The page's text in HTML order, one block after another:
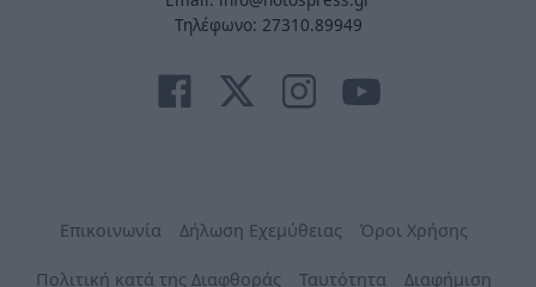
Τηλέφωνο: 27310.89949
Επικοινωνία Δήλωση Εχεμύθειας Όροι Χρήσης
Πολιτική κατά της Διαφθοράς Ταυτότητα Διαφήμιση